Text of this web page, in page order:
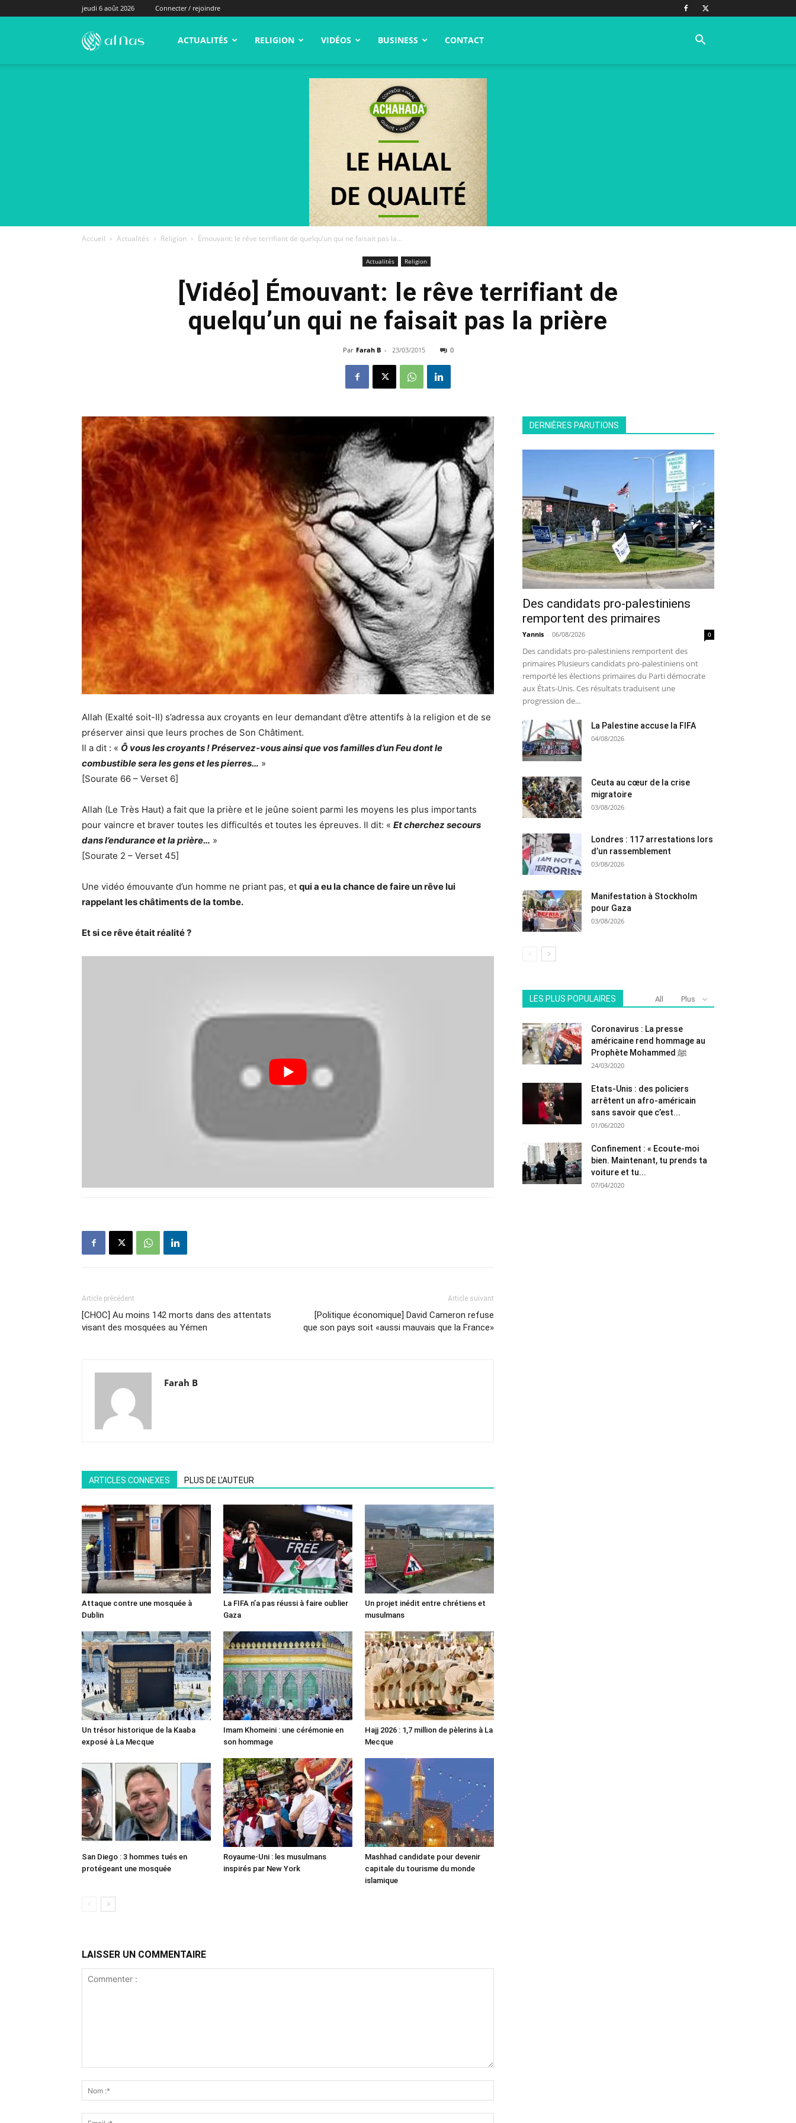
jeudi 6 août 2026 Connecter / rejoindre
alNas.fr ACTUALITÉS RELIGION VIDÉOS BUSINESS CONTACT
Accueil Actualités Religion Émouvant: le rêve terrifiant de quelqu’un qui ne faisait pas la...
Actualités Religion
[Vidéo] Émouvant: le rêve terrifiant de
quelqu’un qui ne faisait pas la prière
Par Farah B - 23/03/2015 0
Allah (Exalté soit-Il) s’adressa aux croyants en leur demandant d’être attentifs à la religion et de se
préserver ainsi que leurs proches de Son Châtiment.
Il a dit : « Ô vous les croyants ! Préservez-vous ainsi que vos familles d’un Feu dont le
combustible sera les gens et les pierres… »
[Sourate 66 – Verset 6]
Allah (Le Très Haut) a fait que la prière et le jeûne soient parmi les moyens les plus importants
pour vaincre et braver toutes les difficultés et toutes les épreuves. Il dit: « Et cherchez secours
dans l’endurance et la prière… »
[Sourate 2 – Verset 45]
Une vidéo émouvante d’un homme ne priant pas, et qui a eu la chance de faire un rêve lui
rappelant les châtiments de la tombe.
Et si ce rêve était réalité ?
Article précédent
[CHOC] Au moins 142 morts dans des attentats
visant des mosquées au Yémen
Article suivant
[Politique économique] David Cameron refuse
que son pays soit «aussi mauvais que la France»
Farah B
ARTICLES CONNEXES PLUS DE L'AUTEUR
Attaque contre une mosquée à
Dublin
La FIFA n’a pas réussi à faire oublier
Gaza
Un projet inédit entre chrétiens et
musulmans
Un trésor historique de la Kaaba
exposé à La Mecque
Imam Khomeini : une cérémonie en
son hommage
Hajj 2026 : 1,7 million de pèlerins à La
Mecque
San Diego : 3 hommes tués en
protégeant une mosquée
Royaume-Uni : les musulmans
inspirés par New York
Mashhad candidate pour devenir
capitale du tourisme du monde
islamique
LAISSER UN COMMENTAIRE
DERNIÈRES PARUTIONS
Des candidats pro-palestiniens
remportent des primaires
Yannis - 06/08/2026 0
Des candidats pro-palestiniens remportent des
primaires Plusieurs candidats pro-palestiniens ont
remporté les élections primaires du Parti démocrate
aux États-Unis. Ces résultats traduisent une
progression de...
La Palestine accuse la FIFA
04/08/2026
Ceuta au cœur de la crise
migratoire
03/08/2026
Londres : 117 arrestations lors
d’un rassemblement
03/08/2026
Manifestation à Stockholm
pour Gaza
03/08/2026
LES PLUS POPULAIRES All Plus
Coronavirus : La presse
américaine rend hommage au
Prophète Mohammed ﷺ
24/03/2020
Etats-Unis : des policiers
arrêtent un afro-américain
sans savoir que c’est...
01/06/2020
Confinement : « Ecoute-moi
bien. Maintenant, tu prends ta
voiture et tu...
07/04/2020